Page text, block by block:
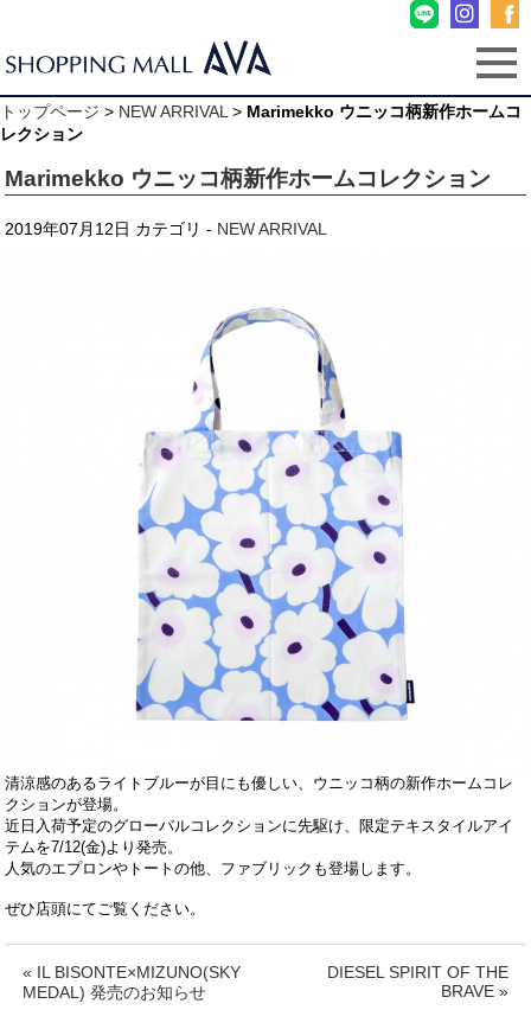
トップページ > NEW ARRIVAL > Marimekko ウニッコ柄新作ホームコ
レクション
Marimekko ウニッコ柄新作ホームコレクション
2019年07月12日 カテゴリ - NEW ARRIVAL
清涼感のあるライトブルーが目にも優しい、ウニッコ柄の新作ホームコレ
クションが登場。
近日入荷予定のグローバルコレクションに先駆け、限定テキスタイルアイ
テムを7/12(金)より発売。
人気のエプロンやトートの他、ファブリックも登場します。
ぜひ店頭にてご覧ください。
« IL BISONTE×MIZUNO(SKY
MEDAL) 発売のお知らせ
DIESEL SPIRIT OF THE
BRAVE »